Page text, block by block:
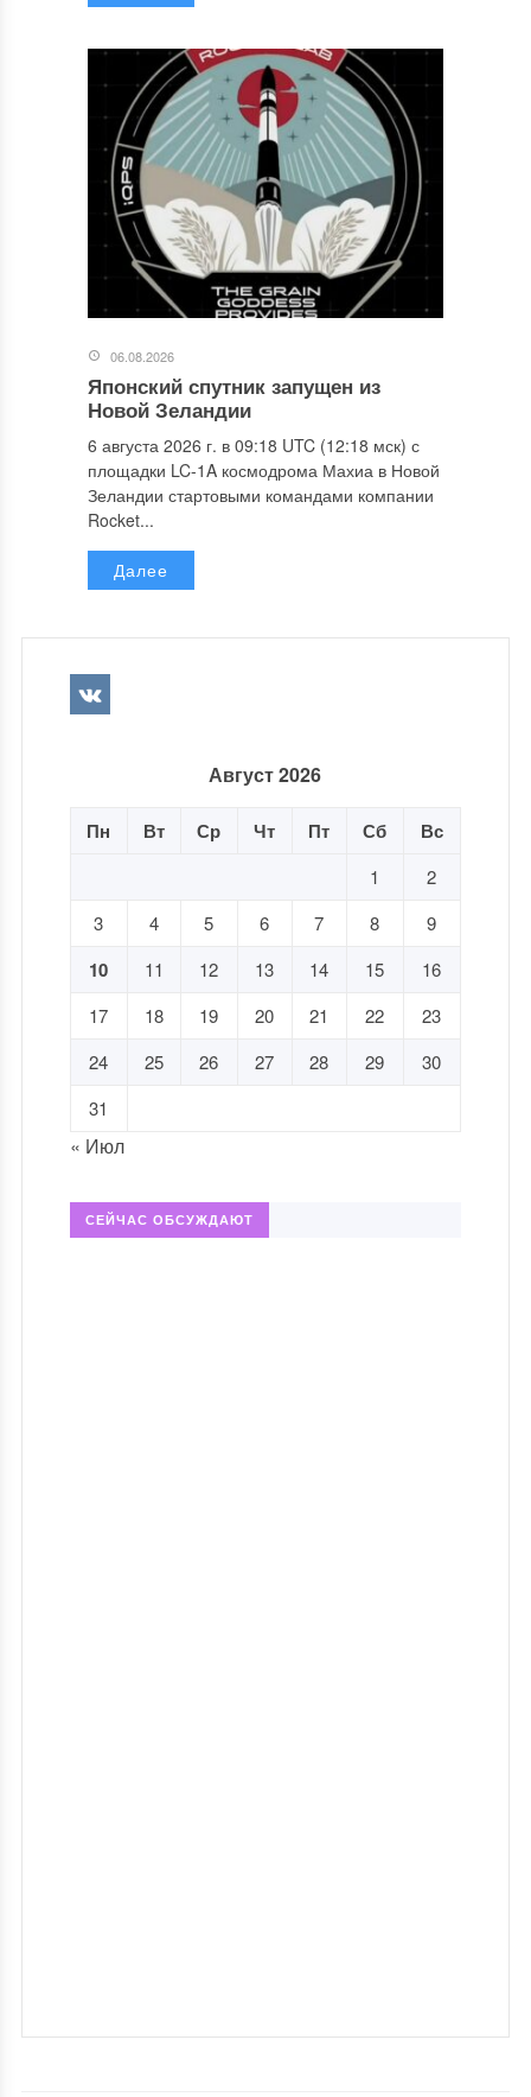
06.08.2026
Японский спутник запущен из
Новой Зеландии
6 августа 2026 г. в 09:18 UTC (12:18 мск) с
площадки LC-1A космодрома Махиа в Новой
Зеландии стартовыми командами компании
Rocket...
Далее
Август 2026
Пн Вт Ср Чт Пт Сб Вс
1
2
3
4 5 6 7 8 9
10 11 12 13 14 15
16
17
18 19 20 21 22
23
24
25 26 27 28 29
30
31
« Июл
СЕЙЧАС ОБСУЖДАЮТ